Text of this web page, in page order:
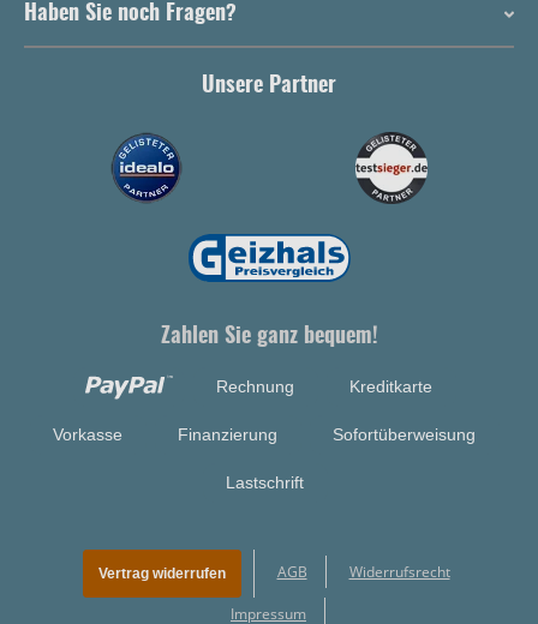
Haben Sie noch Fragen?
Unsere Partner
Zahlen Sie ganz bequem!
Rechnung Kreditkarte
Vorkasse Finanzierung Sofortüberweisung
Lastschrift
Vertrag widerrufen AGB Widerrufsrecht
Impressum